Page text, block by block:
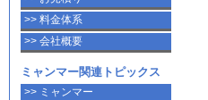
>> 料金体系
>> 会社概要
ミャンマー関連トピックス
>> ミャンマー